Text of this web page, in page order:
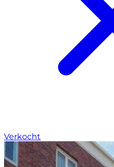
Verkocht